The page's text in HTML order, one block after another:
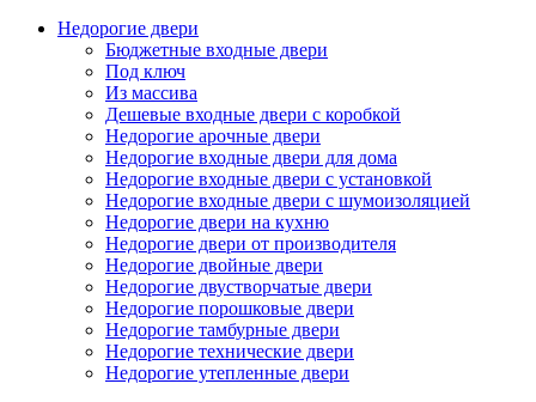
Недорогие двери
Бюджетные входные двери
Под ключ
Из массива
Дешевые входные двери с коробкой
Недорогие арочные двери
Недорогие входные двери для дома
Недорогие входные двери с установкой
Недорогие входные двери с шумоизоляцией
Недорогие двери на кухню
Недорогие двери от производителя
Недорогие двойные двери
Недорогие двустворчатые двери
Недорогие порошковые двери
Недорогие тамбурные двери
Недорогие технические двери
Недорогие утепленные двери